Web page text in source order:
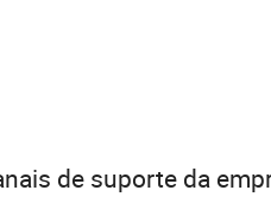
de suporte da